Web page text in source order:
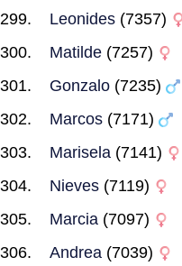
Leonides (7357)
Matilde (7257)
Gonzalo (7235)
Marcos (7171)
Marisela (7141)
Nieves (7119)
Marcia (7097)
Andrea (7039)